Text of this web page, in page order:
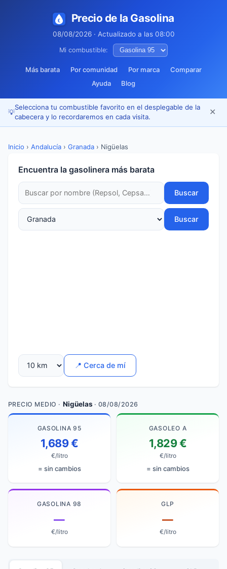
Precio de la Gasolina
08/08/2026 · Actualizado a las 08:00
Mi combustible:
Más barata Por comunidad Por marca
Comparar
Ayuda
Blog
💡
Selecciona tu combustible favorito en el desplegable de la
cabecera y lo recordaremos en cada visita.
✕
Inicio › Andalucía › Granada › Nigüelas
Encuentra la gasolinera más barata
Buscar
Buscar
📍 Cerca de mí
PRECIO MEDIO · Nigüelas · 08/08/2026
GASOLINA 95
1,689 €
€/litro
= sin cambios
GASOLEO A
1,829 €
€/litro
= sin cambios
GASOLINA 98
—
€/litro
GLP
—
€/litro